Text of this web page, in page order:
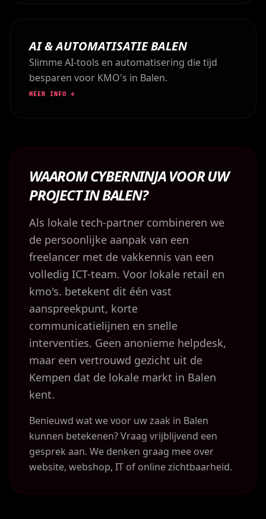
AI & AUTOMATISATIE BALEN
Slimme AI-tools en automatisering die tijd
besparen voor KMO's in Balen.
MEER INFO →
WAAROM CYBERNINJA VOOR UW
PROJECT IN BALEN?
Als lokale tech-partner combineren we
de persoonlijke aanpak van een
freelancer met de vakkennis van een
volledig ICT-team. Voor lokale retail en
kmo's. betekent dit één vast
aanspreekpunt, korte
communicatielijnen en snelle
interventies. Geen anonieme helpdesk,
maar een vertrouwd gezicht uit de
Kempen dat de lokale markt in Balen
kent.
Benieuwd wat we voor uw zaak in Balen
kunnen betekenen? Vraag vrijblijvend een
gesprek aan. We denken graag mee over
website, webshop, IT of online zichtbaarheid.